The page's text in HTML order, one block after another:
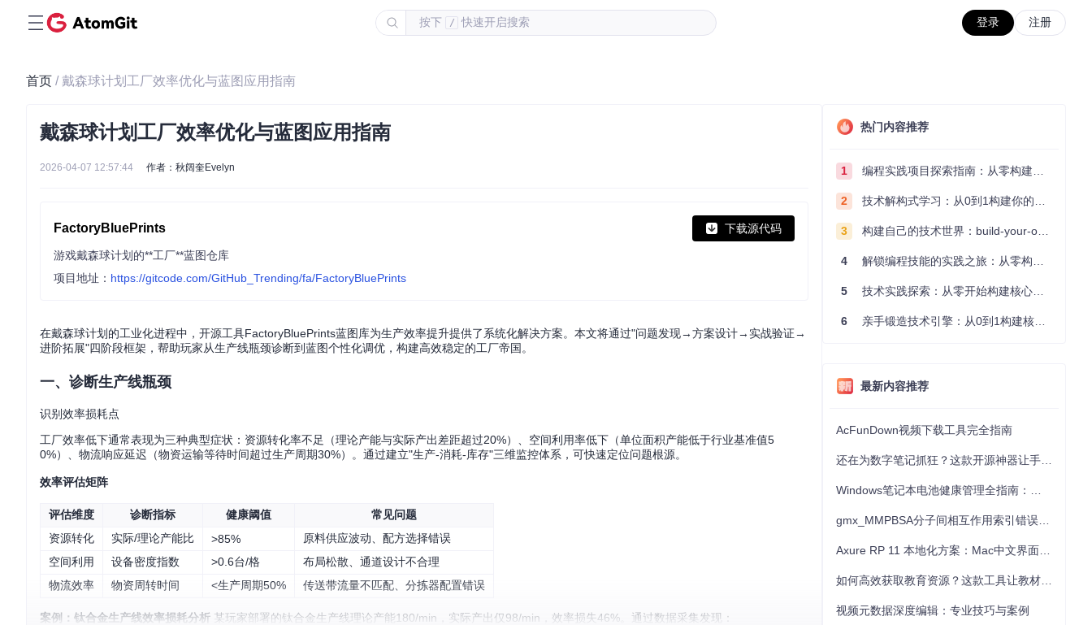
按下 / 快速开启搜索 登录 注册
首页 / 戴森球计划工厂效率优化与蓝图应用指南
戴森球计划工厂效率优化与蓝图应用指南
2026-04-07 12:57:44 作者：秋阔奎Evelyn
FactoryBluePrints 下载源代码
游戏戴森球计划的**工厂**蓝图仓库
项目地址： https://gitcode.com/GitHub_Trending/fa/FactoryBluePrints
在戴森球计划的工业化进程中，开源工具FactoryBluePrints蓝图库为生产效率提升提供了系统化解决方案。本文将通过"问题发现→方案设计→实战验证→
进阶拓展"四阶段框架，帮助玩家从生产线瓶颈诊断到蓝图个性化调优，构建高效稳定的工厂帝国。
一、诊断生产线瓶颈
识别效率损耗点
工厂效率低下通常表现为三种典型症状：资源转化率不足（理论产能与实际产出差距超过20%）、空间利用率低下（单位面积产能低于行业基准值5
0%）、物流响应延迟（物资运输等待时间超过生产周期30%）。通过建立"生产-消耗-库存"三维监控体系，可快速定位问题根源。
效率评估矩阵
评估维度 诊断指标 健康阈值
常见问题
资源转化
实际/理论产能比 >85%
原料供应波动、配方选择错误
空间利用
设备密度指数 >0.6台/格
布局松散、通道设计不合理
物流效率
物资周转时间 <生产周期50% 传送带流量不匹配、分拣器配置错误
案例：钛合金生产线效率损耗分析 某玩家部署的钛合金生产线理论产能180/min，实际产出仅98/min，效率损失46%。通过数据采集发现：
热门内容推荐
1 编程实践项目探索指南：从零构建技术能力体系
2 技术解构式学习：从0到1构建你的编程知识体系
3 构建自己的技术世界：build-your-own-x项目的实践探索指南
4 解锁编程技能的实践之旅：从零构建你的技术世界
5 技术实践探索：从零开始构建核心系统的实践指南
6 亲手锻造技术引擎：从0到1构建核心系统的实践指南
最新内容推荐
AcFunDown视频下载工具完全指南
视频元数据深度编辑：专业技巧与案例